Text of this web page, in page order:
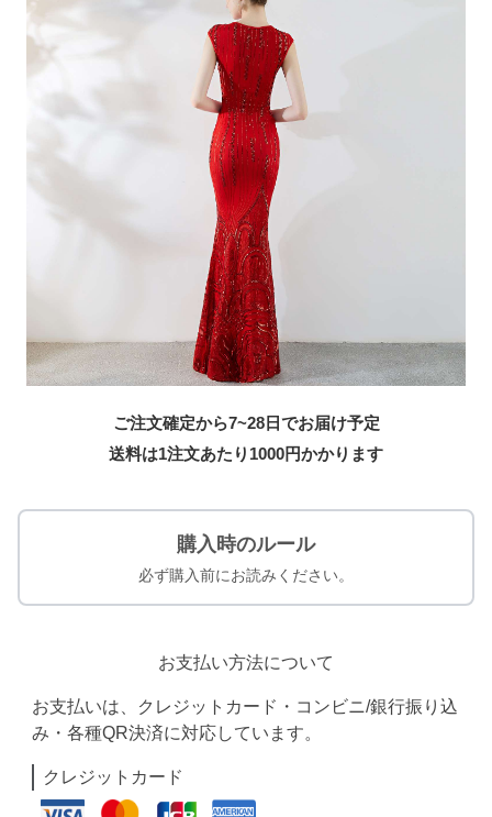
ご注文確定から7~28日でお届け予定
送料は1注文あたり 1000円かかります
購入時のルール
必ず購入前にお読みください。
お支払い方法について
お支払いは、クレジットカード・コンビニ/銀行振り込
み・各種QR決済に対応しています。
クレジットカード